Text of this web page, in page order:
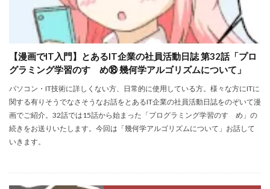
【漫画でIT入門】とあるIT企業の社員活動日誌 第32話「プロ
グラミング学習のすゝめ⑱ 幾何学アルゴリズムについて」
パソコン・IT技術に詳しくない方、日常的に使用している方。様々な方にITに
関する有りそうでなさそうなお話をとあるIT企業の社員活動日誌をのぞいて漫
画でご紹介。32話では15話から始まった「プログラミング学習のすゝめ」の
続きをお送りいたします。今回は「幾何学アルゴリズムについて」お話して
いきます。